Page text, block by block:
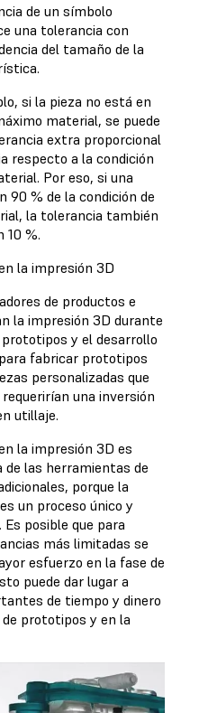
de un símbolo
una tolerancia con
del tamaño de la
si la pieza no está en
material, se puede
extra proporcional
respecto a la condición
Por eso, si una
90 % de la condición de
la tolerancia también
10 %.
la impresión 3D
de productos e
la impresión 3D durante
y el desarrollo
fabricar prototipos
personalizadas que
una inversión
utillaje.
la impresión 3D es
de las herramientas de
porque la
un proceso único y
posible que para
más limitadas se
esfuerzo en la fase de
puede dar lugar a
de tiempo y dinero
prototipos y en la